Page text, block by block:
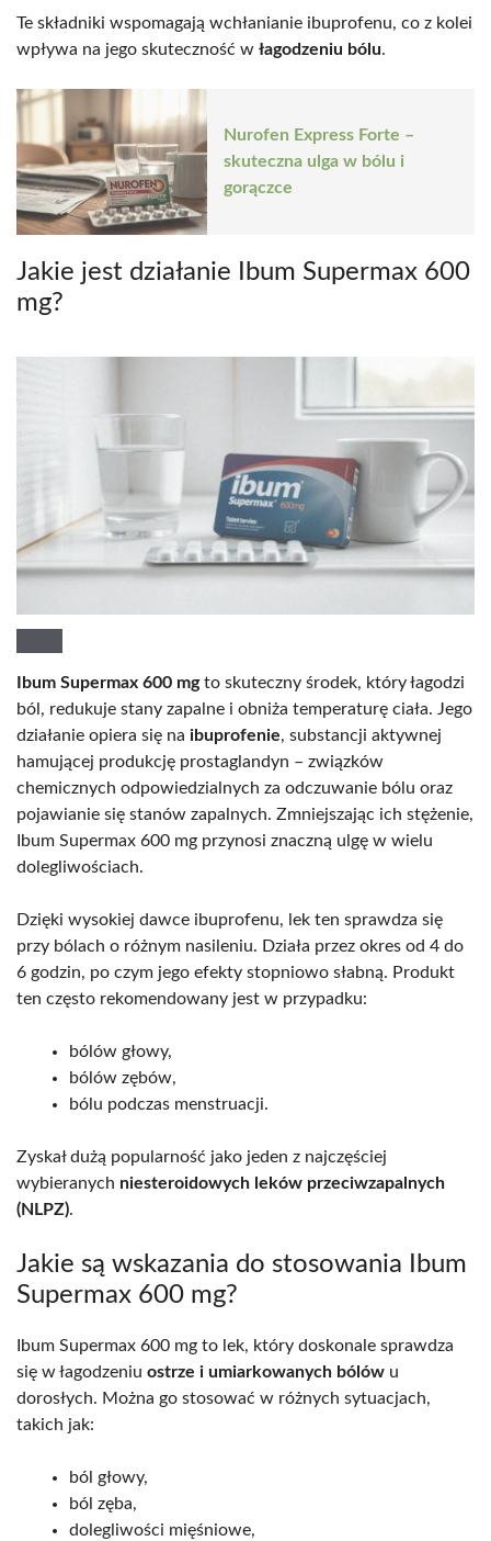
Te składniki wspomagają wchłanianie ibuprofenu, co z kolei
wpływa na jego skuteczność w łagodzeniu bólu.
Nurofen Express Forte –
skuteczna ulga w bólu i
gorączce
Jakie jest działanie Ibum Supermax 600
mg?
Ibum Supermax 600 mgto skuteczny środek, który łagodzi
ból, redukuje stany zapalne i obniża temperaturę ciała. Jego
działanie opiera się na ibuprofenie, substancji aktywnej
hamującej produkcję prostaglandyn – związków
chemicznych odpowiedzialnych za odczuwanie bólu oraz
pojawianie się stanów zapalnych. Zmniejszając ich stężenie,
Ibum Supermax 600 mg przynosi znaczną ulgę w wielu
dolegliwościach.
Dzięki wysokiej dawce ibuprofenu, lek ten sprawdza się
przy bólach o różnym nasileniu. Działa przez okres od 4 do
6 godzin, po czym jego efekty stopniowo słabną. Produkt
ten często rekomendowany jest w przypadku:
bólów głowy,
bólów zębów,
bólu podczas menstruacji.
Zyskał dużą popularność jako jeden z najczęściej
wybieranych niesteroidowych leków przeciwzapalnych
(NLPZ).
Jakie są wskazania do stosowania Ibum
Supermax 600 mg?
Ibum Supermax 600 mg to lek, który doskonale sprawdza
się w łagodzeniu ostrze i umiarkowanych bólów u
dorosłych. Można go stosować w różnych sytuacjach,
takich jak:
ból głowy,
ból zęba,
dolegliwości mięśniowe,